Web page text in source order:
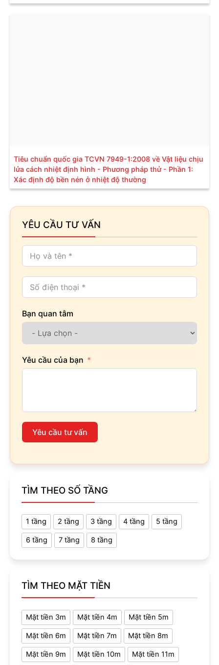
Tiêu chuẩn quốc gia TCVN 7949-1:2008 về Vật liệu chịu
lửa cách nhiệt định hình - Phương pháp thử - Phần 1:
Xác định độ bền nén ở nhiệt độ thường
YÊU CẦU TƯ VẤN
Bạn quan tâm
Yêu cầu của bạn
Yêu cầu tư vấn
TÌM THEO SỐ TẦNG
1 tầng 2 tầng 3 tầng 4 tầng 5 tầng
6 tầng 7 tầng 8 tầng
TÌM THEO MẶT TIỀN
Mặt tiền 3m Mặt tiền 4m Mặt tiền 5m
Mặt tiền 6m Mặt tiền 7m Mặt tiền 8m
Mặt tiền 9m Mặt tiền 10m Mặt tiền 11m